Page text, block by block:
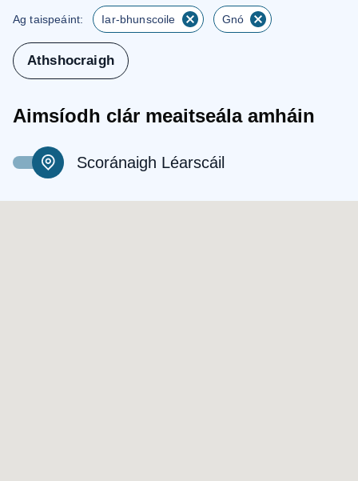
Ag taispeáint: Iar-bhunscoile Gnó
Athshocraigh
Aimsíodh clár meaitseála amháin
Scoránaigh Léarscáil